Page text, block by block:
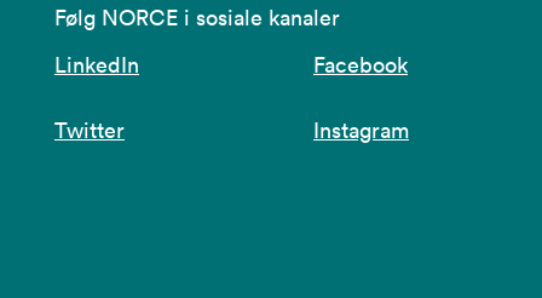
Følg NORCE i sosiale kanaler
LinkedIn
Facebook
Twitter Instagram